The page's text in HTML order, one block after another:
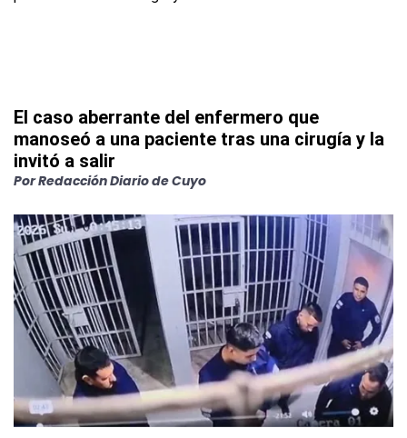
El caso aberrante del enfermero que
manoseó a una paciente tras una cirugía y la
invitó a salir
PorRedacción Diario de Cuyo